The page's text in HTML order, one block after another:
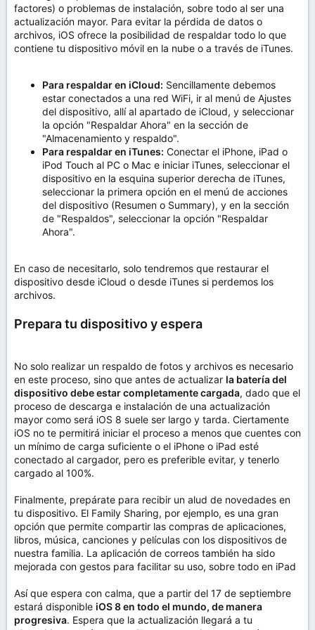
factores) o problemas de instalación, sobre todo al ser una
actualización mayor. Para evitar la pérdida de datos o
archivos, iOS ofrece la posibilidad de respaldar todo lo que
contiene tu dispositivo móvil en la nube o a través de iTunes.
Para respaldar en iCloud: Sencillamente debemos
estar conectados a una red WiFi, ir al menú de Ajustes
del dispositivo, allí al apartado de iCloud, y seleccionar
la opción "Respaldar Ahora" en la sección de
"Almacenamiento y respaldo".
Para respaldar en iTunes: Conectar el iPhone, iPad o
iPod Touch al PC o Mac e iniciar iTunes, seleccionar el
dispositivo en la esquina superior derecha de iTunes,
seleccionar la primera opción en el menú de acciones
del dispositivo (Resumen o Summary), y en la sección
de "Respaldos", seleccionar la opción "Respaldar
Ahora".
En caso de necesitarlo, solo tendremos que restaurar el
dispositivo desde iCloud o desde iTunes si perdemos los
archivos.
Prepara tu dispositivo y espera
No solo realizar un respaldo de fotos y archivos es necesario
en este proceso, sino que antes de actualizar la batería del
dispositivo debe estar completamente cargada, dado que el
proceso de descarga e instalación de una actualización
mayor como será iOS 8 suele ser largo y tarda. Ciertamente
iOS no te permitirá iniciar el proceso a menos que cuentes con
un mínimo de carga suficiente o el iPhone o iPad esté
conectado al cargador, pero es preferible evitar, y tenerlo
cargado al 100%.
Finalmente, prepárate para recibir un alud de novedades en
tu dispositivo. El Family Sharing, por ejemplo, es una gran
opción que permite compartir las compras de aplicaciones,
libros, música, canciones y películas con los dispositivos de
nuestra familia. La aplicación de correos también ha sido
mejorada con gestos para facilitar su uso, sobre todo en iPad
Así que espera con calma, que a partir del 17 de septiembre
estará disponible iOS 8 en todo el mundo, de manera
progresiva. Espera que la actualización llegará a tu